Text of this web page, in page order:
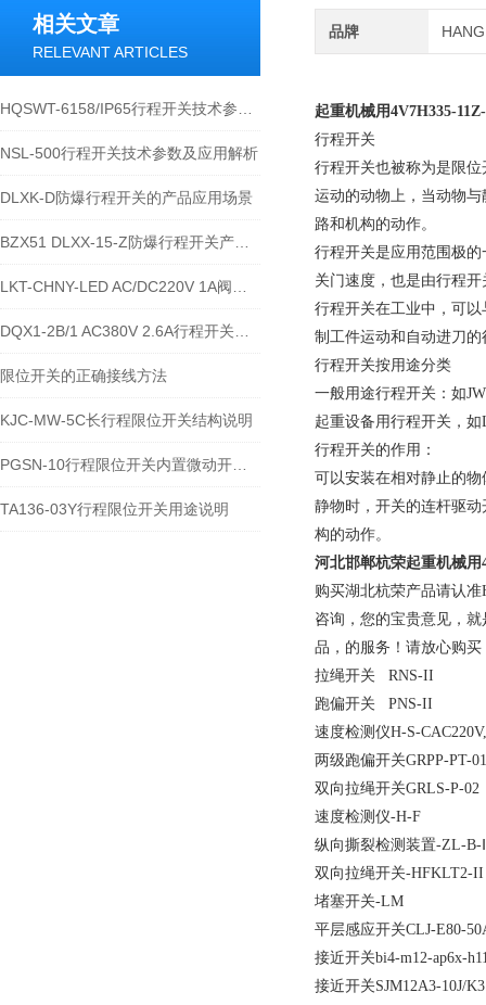
相关文章
RELEVANT ARTICLES
NSL-500行程开关技术参数及应用解析
DLXK-D防爆行程开关的产品应用场景
限位开关的正确接线方法
KJC-MW-5C长行程限位开关结构说明
TA136-03Y行程限位开关用途说明
品牌
起重机械用4V7H335-
行程开关
行程开关也被称为是限
运动的动物上，当动物
路和机构的动作。
行程开关是应用范围极
关门速度，也是由行程
行程开关在工业中，可
制工件运动和自动进刀
行程开关按用途分类
一般用途行程开关：如
起重设备用行程开关，
行程开关的作用：
可以安装在相对静止的
静物时，开关的连杆驱
构的动作。
河北邯郸杭荣起重机械用
购买湖北杭荣产品请认
咨询，您的宝贵意见，
品，的服务！请放心购买
拉绳开关 RNS-II
跑偏开关 PNS-II
速度检测仪H-S-
两级跑偏开关GRPP-PT-
双向拉绳开关GRLS-P-02
速度检测仪-H-F
纵向撕裂检测装置-ZL-B-
双向拉绳开关-HFKLT2-II
堵塞开关-LM
平层感应开关CLJ-E80-
接近开关bi4-m12-ap6x-
接近开关SJM12A3-10J/